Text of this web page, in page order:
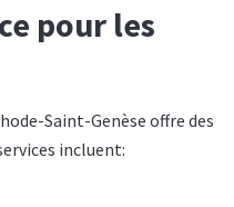
pour les
Saint-Genèse offre des
incluent: